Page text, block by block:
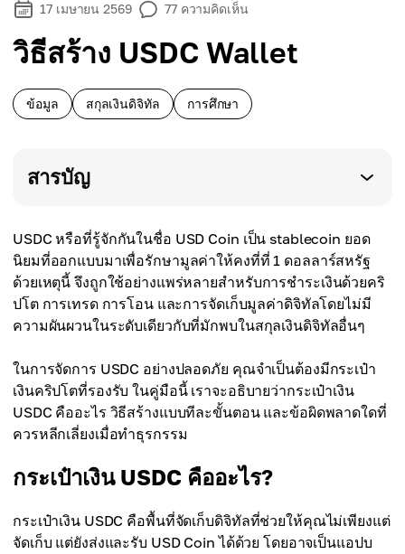
17 เมษายน 2569 77 ความคิดเห็น
วิธีสร้าง USDC Wallet
ข้อมูล สกุลเงินดิจิทัล การศึกษา
สารบัญ
USDC หรือที่รู้จักกันในชื่อ USD Coin เป็น stablecoin ยอด
นิยมที่ออกแบบมาเพื่อรักษามูลค่าให้คงที่ที่ 1 ดอลลาร์สหรัฐ
ด้วยเหตุนี้ จึงถูกใช้อย่างแพร่หลายสำหรับการชำระเงินด้วยคริ
ปโต การเทรด การโอน และการจัดเก็บมูลค่าดิจิทัลโดยไม่มี
ความผันผวนในระดับเดียวกับที่มักพบในสกุลเงินดิจิทัลอื่นๆ
ในการจัดการ USDC อย่างปลอดภัย คุณจำเป็นต้องมีกระเป๋า
เงินคริปโตที่รองรับ ในคู่มือนี้ เราจะอธิบายว่ากระเป๋าเงิน
USDC คืออะไร วิธีสร้างแบบทีละขั้นตอน และข้อผิดพลาดใดที่
ควรหลีกเลี่ยงเมื่อทำธุรกรรม
กระเป๋าเงิน USDC คืออะไร?
กระเป๋าเงิน USDC คือพื้นที่จัดเก็บดิจิทัลที่ช่วยให้คุณไม่เพียงแต่
จัดเก็บ แต่ยังส่งและรับ USD Coin ได้ด้วย โดยอาจเป็นแอปบ